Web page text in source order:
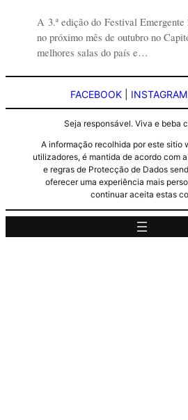
A 3.ª edição do Festival
no próximo mês de outubro no
melhores salas do país e…
FACEBOOK INSTAGRAM
Seja responsável. Viva e beba
A informação recolhida por este sitio
utilizadores, é mantida de acordo com
e regras de Protecção de Dados
oferecer uma experiência mais
continuar aceita estas